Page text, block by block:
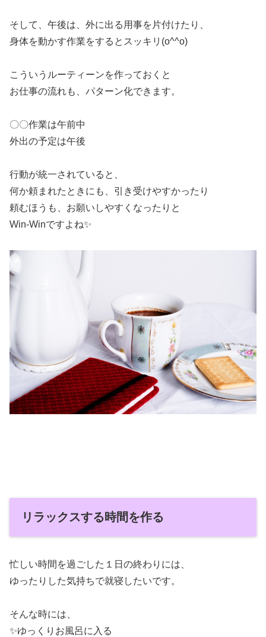
そして、午後は、外に出る用事を片付けたり、
身体を動かす作業をするとスッキリ(o^^o)
こういうルーティーンを作っておくと
お仕事の流れも、パターン化できます。
〇〇作業は午前中
外出の予定は午後
行動が統一されていると、
何か頼まれたときにも、引き受けやすかったり
頼むほうも、お願いしやすくなったりと
Win-Winですよね✨
リラックスする時間を作る
忙しい時間を過ごした１日の終わりには、
ゆったりした気持ちで就寝したいです。
そんな時には、
✨ゆっくりお風呂に入る